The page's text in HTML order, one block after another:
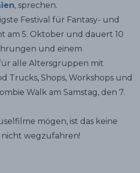
, sprechen.
Festival für Fantasy- und
am 5. Oktober und dauert 10
und einem
alle Altersgruppen mit
Trucks, Shops, Workshops und
Walk am Samstag, den 7.
mögen, ist das keine
wegzufahren!